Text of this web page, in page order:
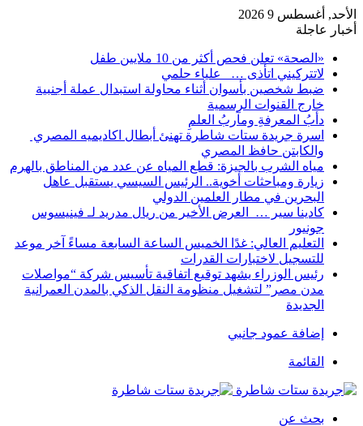
الأحد, أغسطس 9 2026
أخبار عاجلة
«الصحة» تعلن فحص أكثر من 10 ملايين طفل
لاتتركيني اتأذى … علياء حلمي
ضبط شخصين بأسوان أثناء محاولة استبدال عملة أجنبية
خارج القنوات الرسمية
دأبُ المعرفةِ ومآربُ العلمِ
اسرة جريدة ستات شاطرة تهنئ أبطال اكاديميه المصري
والكابتن حافظ المصري
مياه الشرب بالجيزة: قطع المياه عن عدد من المناطق بالهرم
زيارة ومباحثات أخوية.. الرئيس السيسي يستقبل عاهل
البحرين في مطار العلمين الدولي
كادينا سير … العرض الأخير من ريال مدريد لـ فينيسوس
جونيور
التعليم العالي: غدًا الخميس الساعة السابعة مساءً آخر موعد
للتسجيل لاختبارات القدرات
رئيس الوزراء يشهد توقيع اتفاقية تأسيس شركة “مواصلات
مدن مصر” لتشغيل منظومة النقل الذكي بالمدن العمرانية
الجديدة
إضافة عمود جانبي
القائمة
بحث عن